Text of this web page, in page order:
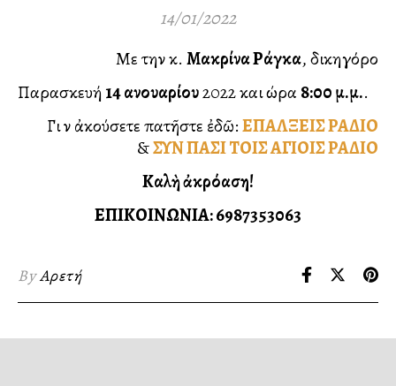
14/01/2022
Με την κ. Μακρίνα Ράγκα, δικηγόρο
Παρασκευή 14 Ἰανουαρίου2022 και ώρα 8:00 μ.μ..
Γιὰ νὰ ἀκούσετε πατῆστε ἐδῶ:ΕΠΑΛΞΕΙΣ ΡΑΔΙΟ
&ΣΥΝ ΠΑΣΙ ΤΟΙΣ ΑΓΙΟΙΣ ΡΑΔΙΟ
Καλὴ ἀκρόαση!
ΕΠΙΚΟΙΝΩΝΙΑ: 6987353063
ByΑρετή